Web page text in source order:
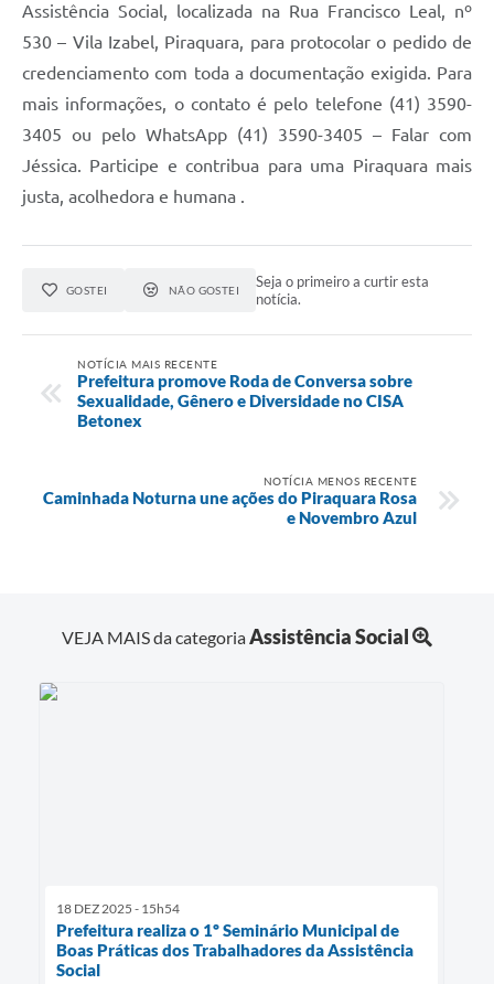
Assistência Social, localizada na Rua Francisco Leal, nº
530 – Vila Izabel, Piraquara, para protocolar o pedido de
credenciamento com toda a documentação exigida. Para
mais informações, o contato é pelo telefone (41) 3590-
3405 ou pelo WhatsApp (41) 3590-3405 – Falar com
Jéssica. Participe e contribua para uma Piraquara mais
justa, acolhedora e humana .
GOSTEI NÃO GOSTEI
Seja o primeiro a curtir esta
notícia.
NOTÍCIA MAIS RECENTE
Prefeitura promove Roda de Conversa sobre
Sexualidade, Gênero e Diversidade no CISA
Betonex
NOTÍCIA MENOS RECENTE
Caminhada Noturna une ações do Piraquara Rosa
e Novembro Azul
VEJA MAIS da categoriaAssistência Social
18 DEZ 2025 - 15h54
Prefeitura realiza o 1º Seminário Municipal de
Boas Práticas dos Trabalhadores da Assistência
Social